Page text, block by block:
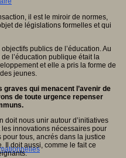
il est le miroir de normes,
de législations formelles et qui
publics de l’éducation. Au
l’éducation publique était la
et elle a pris la forme de
jeunes.
graves qui menacent l’avenir de
de toute urgence repenser
doit nous unir autour d’initiatives
innovations nécessaires pour
tous, ancrés dans la justice
Il doit aussi, comme le fait ce